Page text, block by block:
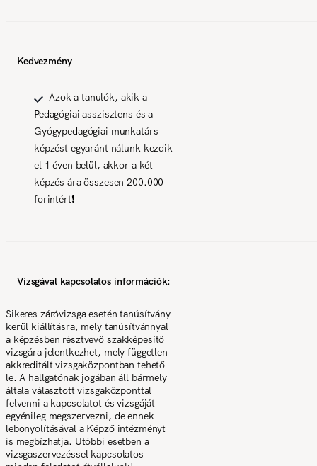
Kedvezmény
Azok a tanulók, akik a
Pedagógiai asszisztens és a
Gyógypedagógiai munkatárs
képzést egyaránt nálunk kezdik
el 1 éven belül, akkor a két
képzés ára összesen 200.000
forintért❗
Vizsgával kapcsolatos információk:
Sikeres záróvizsga esetén tanúsítvány
kerül kiállításra, mely tanúsítvánnyal
a képzésben résztvevő szakképesítő
vizsgára jelentkezhet, mely független
akkreditált vizsgaközpontban tehető
le. A hallgatónak jogában áll bármely
általa választott vizsgaközponttal
felvenni a kapcsolatot és vizsgáját
egyénileg megszervezni, de ennek
lebonyolításával a Képző intézményt
is megbízhatja. Utóbbi esetben a
vizsgaszervezéssel kapcsolatos